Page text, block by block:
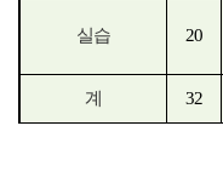
실습 20
계
32